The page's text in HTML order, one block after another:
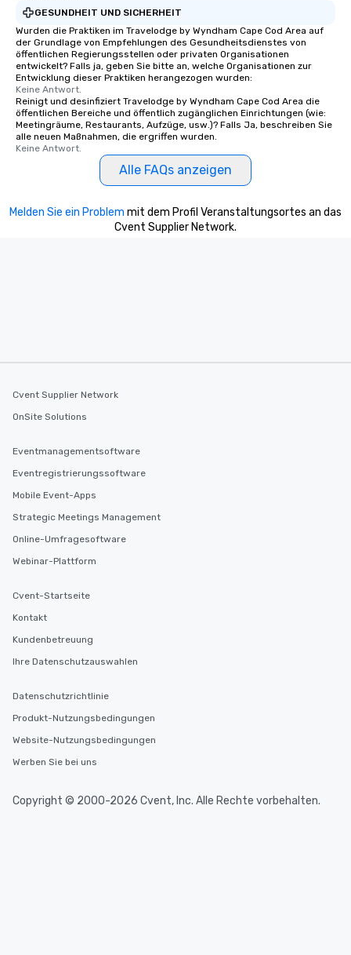
GESUNDHEIT UND SICHERHEIT
Wurden die Praktiken im Travelodge by Wyndham Cape Cod Area auf
der Grundlage von Empfehlungen des Gesundheitsdienstes von
öffentlichen Regierungsstellen oder privaten Organisationen
entwickelt? Falls ja, geben Sie bitte an, welche Organisationen zur
Entwicklung dieser Praktiken herangezogen wurden:
Keine Antwort.
Reinigt und desinfiziert Travelodge by Wyndham Cape Cod Area die
öffentlichen Bereiche und öffentlich zugänglichen Einrichtungen (wie:
Meetingräume, Restaurants, Aufzüge, usw.)? Falls Ja, beschreiben Sie
alle neuen Maßnahmen, die ergriffen wurden.
Keine Antwort.
Alle FAQs anzeigen
Melden Sie ein Problem mit dem Profil Veranstaltungsortes an das
Cvent Supplier Network.
Cvent Supplier Network
OnSite Solutions
Eventmanagementsoftware
Eventregistrierungssoftware
Mobile Event-Apps
Strategic Meetings Management
Online-Umfragesoftware
Webinar-Plattform
Cvent-Startseite
Kontakt
Kundenbetreuung
Ihre Datenschutzauswahlen
Datenschutzrichtlinie
Produkt-Nutzungsbedingungen
Website-Nutzungsbedingungen
Werben Sie bei uns
Copyright © 2000-2026 Cvent, Inc. Alle Rechte vorbehalten.